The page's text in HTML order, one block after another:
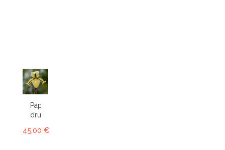
Paphiopedilum
druryi
45,00 €